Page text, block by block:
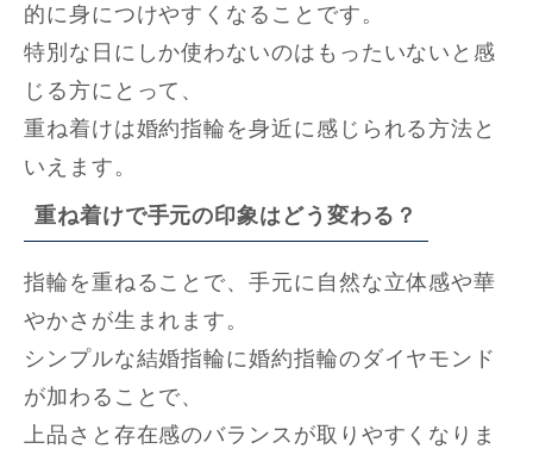
的に身につけやすくなることです。
特別な日にしか使わないのはもったいないと感
じる方にとって、
重ね着けは婚約指輪を身近に感じられる方法と
いえます。
重ね着けで手元の印象はどう変わる？
指輪を重ねることで、手元に自然な立体感や華
やかさが生まれます。
シンプルな結婚指輪に婚約指輪のダイヤモンド
が加わることで、
上品さと存在感のバランスが取りやすくなりま